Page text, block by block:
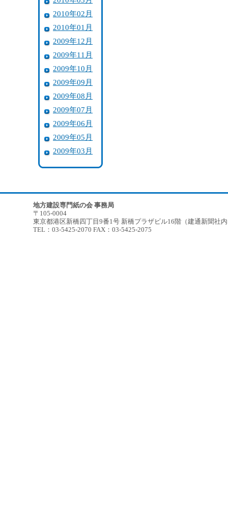
2010年02月
2010年01月
2009年12月
2009年11月
2009年10月
2009年09月
2009年08月
2009年07月
2009年06月
2009年05月
2009年03月
地方建設専門紙の会 事務局
〒105-0004
東京都港区新橋四丁目9番1号 新橋プラザビル16階（建通新聞社
TEL：03-5425-2070 FAX：03-5425-2075